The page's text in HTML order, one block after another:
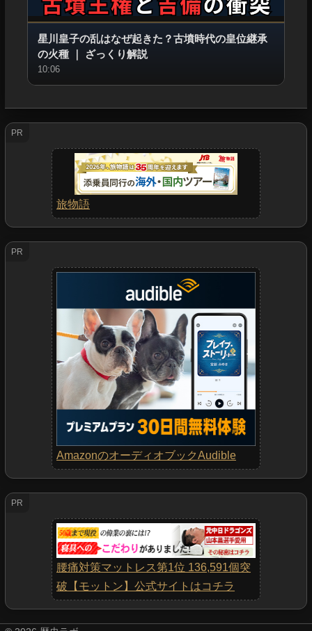
星川皇子の乱はなぜ起きた？古墳時代の皇位継承
の火種｜ ざっくり解説
10:06
PR
旅物語
PR
AmazonのオーディオブックAudible
PR
腰痛対策マットレス第1位 136,591個突
破【モットン】公式サイトはコチラ